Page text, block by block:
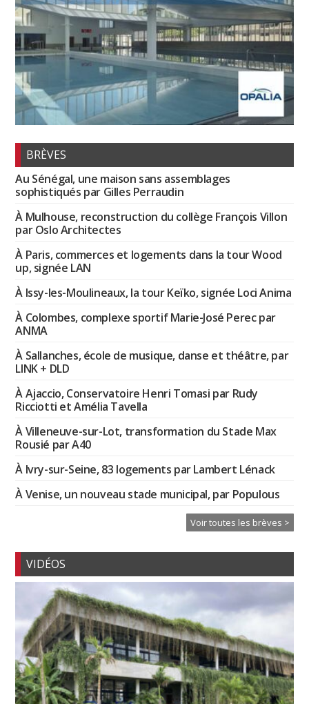
BRÈVES
Au Sénégal, une maison sans assemblages
sophistiqués par Gilles Perraudin
À Mulhouse, reconstruction du collège François Villon
par Oslo Architectes
À Paris, commerces et logements dans la tour Wood
up, signée LAN
À Issy-les-Moulineaux, la tour Keïko, signée Loci Anima
À Colombes, complexe sportif Marie-José Perec par
ANMA
À Sallanches, école de musique, danse et théâtre, par
LINK + DLD
À Ajaccio, Conservatoire Henri Tomasi par Rudy
Ricciotti et Amélia Tavella
À Villeneuve-sur-Lot, transformation du Stade Max
Rousié par A40
À Ivry-sur-Seine, 83 logements par Lambert Lénack
À Venise, un nouveau stade municipal, par Populous
Voir toutes les brèves >
VIDÉOS